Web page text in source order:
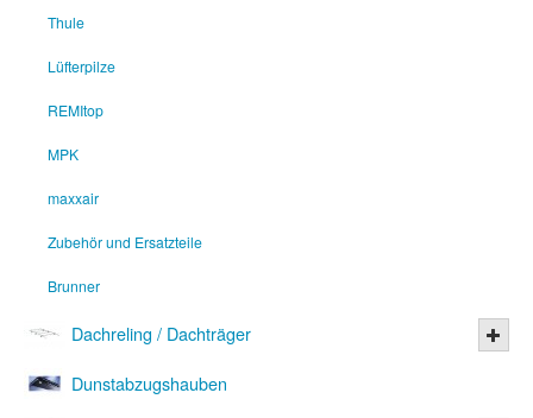
Thule
Lüfterpilze
REMItop
MPK
maxxair
Zubehör und Ersatzteile
Brunner
Dachreling / Dachträger
Dunstabzugshauben